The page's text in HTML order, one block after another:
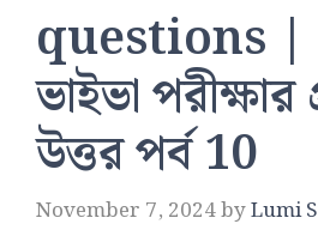
questions |
ভাইভা পরীক্ষার
উত্তর পর্ব 10
November 7, 2024byLumi